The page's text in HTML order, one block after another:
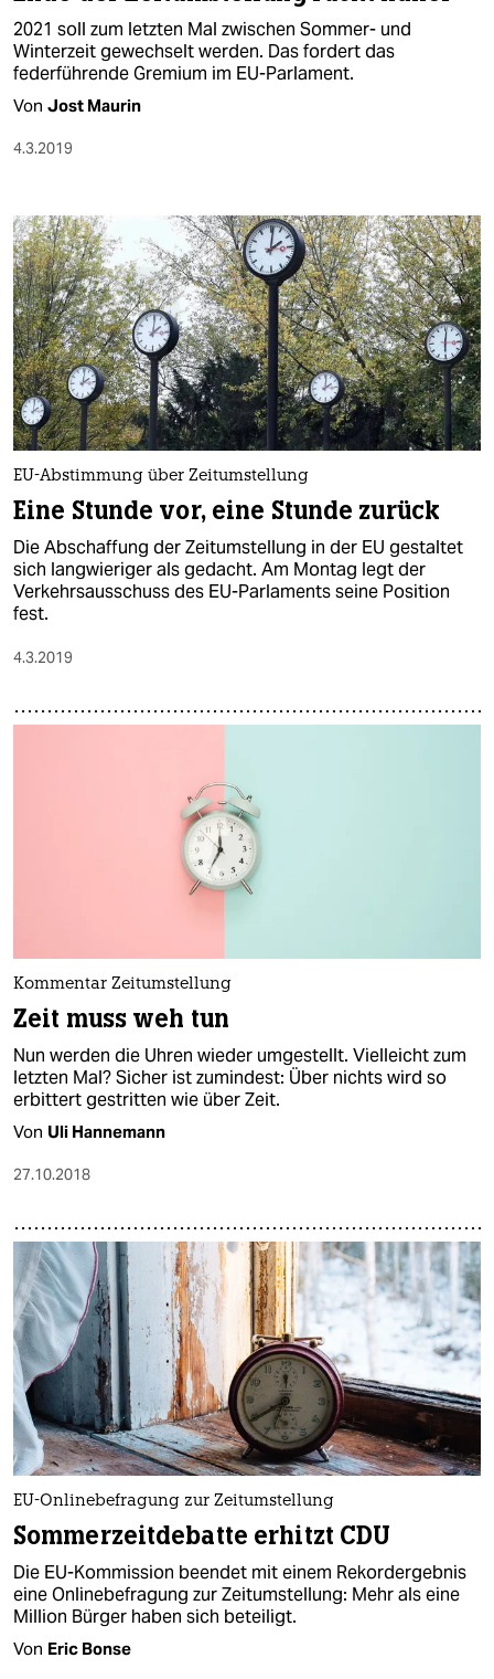
2021 soll zum letzten Mal zwischen Sommer- und
Winterzeit gewechselt werden. Das fordert das
federführende Gremium im EU-Parlament.
Von Jost Maurin
4.3.2019
EU-Abstimmung über Zeitumstellung
Eine Stunde vor, eine Stunde zurück
Die Abschaffung der Zeitumstellung in der EU gestaltet
sich langwieriger als gedacht. Am Montag legt der
Verkehrsausschuss des EU-Parlaments seine Position
fest.
4.3.2019
Kommentar Zeitumstellung
Zeit muss weh tun
Nun werden die Uhren wieder umgestellt. Vielleicht zum
letzten Mal? Sicher ist zumindest: Über nichts wird so
erbittert gestritten wie über Zeit.
Von Uli Hannemann
27.10.2018
EU-Onlinebefragung zur Zeitumstellung
Sommerzeitdebatte erhitzt CDU
Die EU-Kommission beendet mit einem Rekordergebnis
eine Onlinebefragung zur Zeitumstellung: Mehr als eine
Million Bürger haben sich beteiligt.
Von Eric Bonse